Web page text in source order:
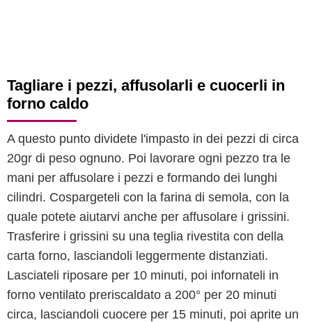
Tagliare i pezzi, affusolarli e cuocerli in
forno caldo
A questo punto dividete l'impasto in dei pezzi di circa
20gr di peso ognuno. Poi lavorare ogni pezzo tra le
mani per affusolare i pezzi e formando dei lunghi
cilindri. Cospargeteli con la farina di semola, con la
quale potete aiutarvi anche per affusolare i grissini.
Trasferire i grissini su una teglia rivestita con della
carta forno, lasciandoli leggermente distanziati.
Lasciateli riposare per 10 minuti, poi infornateli in
forno ventilato preriscaldato a 200° per 20 minuti
circa, lasciandoli cuocere per 15 minuti, poi aprite un